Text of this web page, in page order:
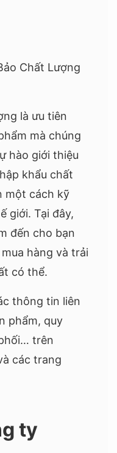
Chất Lượng
là ưu tiên
mà chúng
hào giới thiệu
khẩu chất
một cách kỹ
giới. Tại đây,
đến cho bạn
hàng và trải
có thể.
thông tin liên
phẩm, quy
trên
các trang
ty